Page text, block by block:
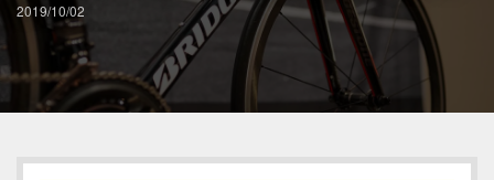
2019/10/02